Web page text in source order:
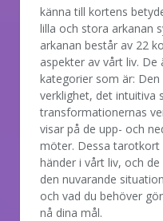
känna till kortens
lilla och stora arkanan
arkanan består av 22
aspekter av vårt liv. De
kategorier som är:
verklighet, det intuitiva
transformationernas
visar på de upp- och
möter. Dessa tarotkort
händer i vårt liv, och
den nuvarande
och vad du behöver
nå dina mål.